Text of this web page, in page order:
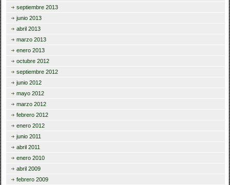
septiembre 2013
junio 2013
abril 2013
marzo 2013
enero 2013
octubre 2012
septiembre 2012
junio 2012
mayo 2012
marzo 2012
febrero 2012
enero 2012
junio 2011
abril 2011
enero 2010
abril 2009
febrero 2009